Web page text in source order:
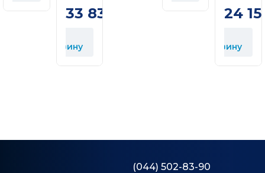
33 832
корзину
24
корзину
(044) 502-83-90